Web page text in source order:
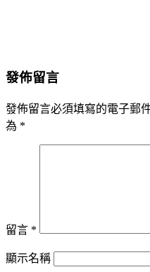
發佈留言
發佈留言必須填寫的電子郵
為 *
留言 *
顯示名稱